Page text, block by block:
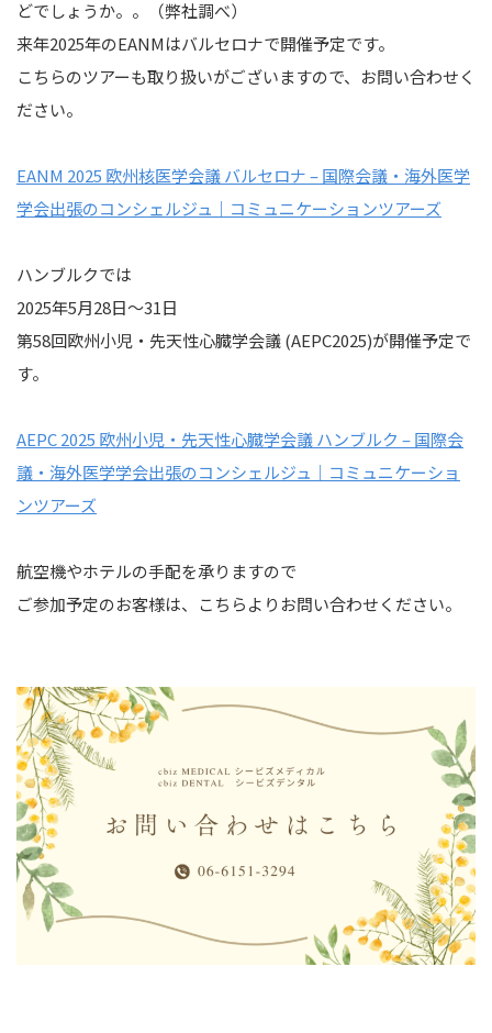
どでしょうか。。（弊社調べ）
来年2025年のEANMはバルセロナで開催予定です。
こちらのツアーも取り扱いがございますので、お問い合わせく
ださい。
EANM 2025 欧州核医学会議 バルセロナ – 国際会議・海外医学
学会出張のコンシェルジュ｜コミュニケーションツアーズ
ハンブルクでは
2025年5月28日～31日
第58回欧州小児‧先天性心臓学会議 (AEPC2025)が開催予定で
す。
AEPC 2025 欧州小児・先天性心臓学会議 ハンブルク – 国際会
議・海外医学学会出張のコンシェルジュ｜コミュニケーショ
ンツアーズ
航空機やホテルの手配を承りますので
ご参加予定のお客様は、こちらよりお問い合わせください。